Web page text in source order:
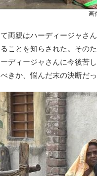
画
両親はハーディージャさ
ことを知らされた。その
ディージャさんに今後苦
きか、悩んだ末の決断だっ